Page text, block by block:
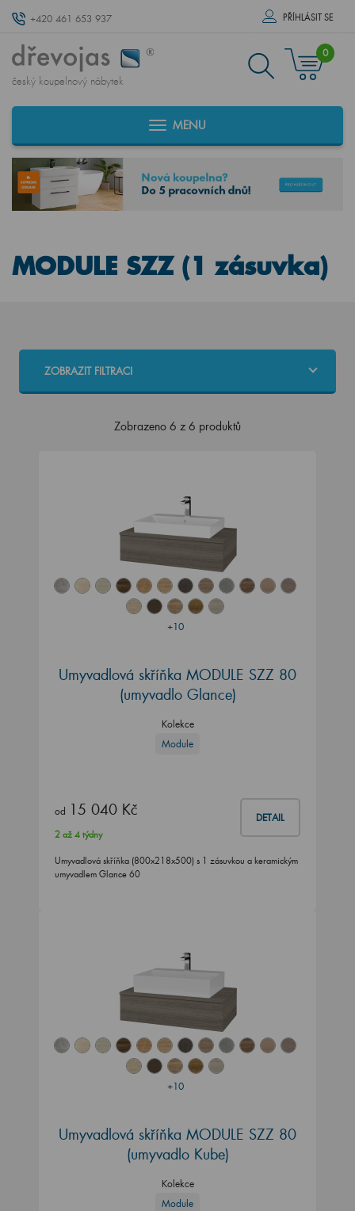
+420 461 653 937 PŘÍHLÁSIT SE
český koupelnový nábytek
0
MENU
MODULE SZZ (1 zásuvka)
ZOBRAZIT FILTRACI
Zobrazeno 6 z 6 produktů
+10
Umyvadlová skříňka MODULE SZZ 80
(umyvadlo Glance)
Kolekce
Module
od 15 040 Kč DETAIL
2 až 4 týdny
Umyvadlová skříňka (800x218x500) s 1 zásuvkou a keramickým
umyvadlem Glance 60
+10
Umyvadlová skříňka MODULE SZZ 80
(umyvadlo Kube)
Kolekce
Module